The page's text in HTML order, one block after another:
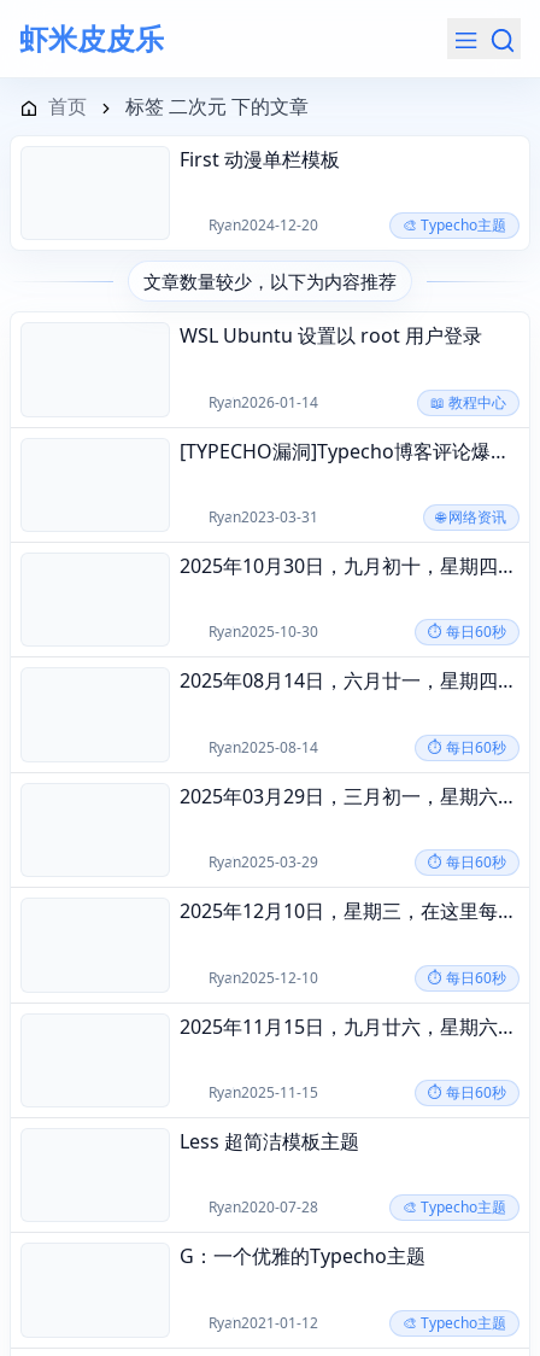
虾米皮皮乐
航菜单
首页 标签 二次元 下的文章
2024-12-20
First 动漫单栏模板
Ryan2024-12-20 🎨 Typecho主题
文章数量较少，以下为内容推荐
2026-01-14
WSL Ubuntu 设置以 root 用户登录
Ryan2026-01-14 📖 教程中心
2023-03-31 [TYPECHO漏洞]Typecho博客评论爆出严重的存储型XSS漏洞
Ryan2023-03-31 🌐 网络资讯
2025-10-30 2025年10月30日，九月初十，星期四，在这里每天60秒读懂世界！
Ryan2025-10-30 ⏱️ 每日60秒
2025-08-14 2025年08月14日，六月廿一，星期四，在这里每天60秒读懂世界！
Ryan2025-08-14 ⏱️ 每日60秒
2025-03-29 2025年03月29日，三月初一，星期六，在这里每天60秒读懂世界！
Ryan2025-03-29 ⏱️ 每日60秒
2025-12-10 2025年12月10日，星期三，在这里每天60秒读懂世界！
Ryan2025-12-10 ⏱️ 每日60秒
2025-11-15 2025年11月15日，九月廿六，星期六，在这里每天60秒读懂世界！
Ryan2025-11-15 ⏱️ 每日60秒
2020-07-28
Less 超简洁模板主题
Ryan2020-07-28 🎨 Typecho主题
2021-01-12
G：一个优雅的Typecho主题
Ryan2021-01-12 🎨 Typecho主题